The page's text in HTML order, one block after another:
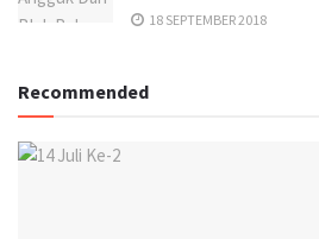
18 SEPTEMBER 2018
Recommended